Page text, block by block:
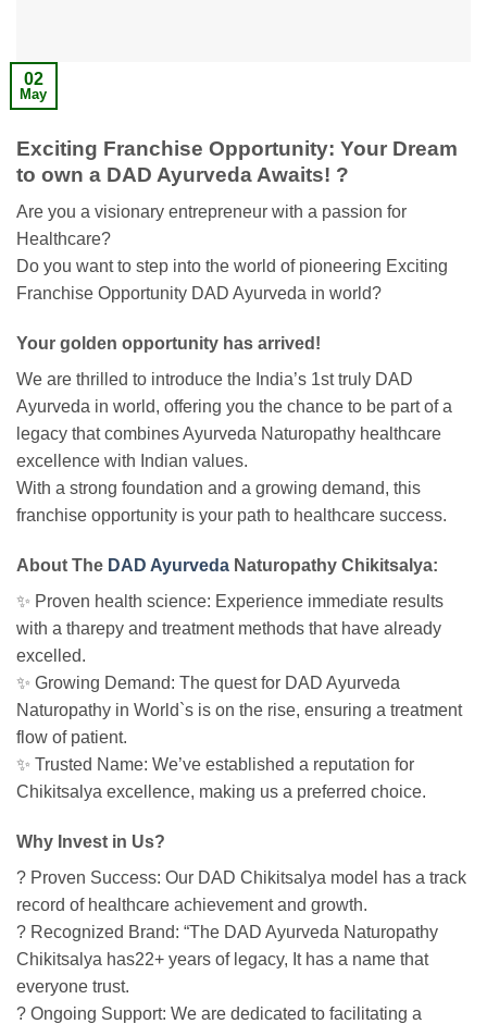
02
May
Exciting Franchise Opportunity: Your Dream
to own a DAD Ayurveda Awaits! ?
Are you a visionary entrepreneur with a passion for
Healthcare?
Do you want to step into the world of pioneering Exciting
Franchise Opportunity DAD Ayurveda in world?
Your golden opportunity has arrived!
We are thrilled to introduce the India’s 1st truly DAD
Ayurveda in world, offering you the chance to be part of a
legacy that combines Ayurveda Naturopathy healthcare
excellence with Indian values.
With a strong foundation and a growing demand, this
franchise opportunity is your path to healthcare success.
About The DAD Ayurveda Naturopathy Chikitsalya:
✨ Proven health science: Experience immediate results
with a tharepy and treatment methods that have already
excelled.
✨ Growing Demand: The quest for DAD Ayurveda
Naturopathy in World`s is on the rise, ensuring a treatment
flow of patient.
✨ Trusted Name: We’ve established a reputation for
Chikitsalya excellence, making us a preferred choice.
Why Invest in Us?
? Proven Success: Our DAD Chikitsalya model has a track
record of healthcare achievement and growth.
? Recognized Brand: “The DAD Ayurveda Naturopathy
Chikitsalya has22+ years of legacy, It has a name that
everyone trust.
? Ongoing Support: We are dedicated to facilitating a